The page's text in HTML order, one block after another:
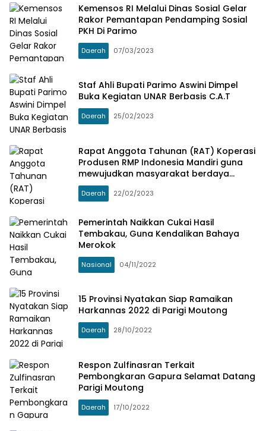
Kemensos RI Melalui Dinas Sosial Gelar
Rakor Pemantapan Pendamping Sosial
PKH Di Parimo
Daerah 07/03/2023
Staf Ahli Bupati Parimo Aswini Dimpel
Buka Kegiatan UNAR Berbasis C.A.T
Daerah 25/02/2023
Rapat Anggota Tahunan (RAT) Koperasi
Produsen RMP Indonesia Mandiri guna
mewujudkan masyarakat berdaya
dengan koperasi
Daerah 22/02/2023
Pemerintah Naikkan Cukai Hasil
Tembakau, Guna Kendalikan Bahaya
Merokok
Nasional 04/11/2022
15 Provinsi Nyatakan Siap Ramaikan
Harkannas 2022 di Parigi Moutong
Daerah 28/10/2022
Respon Zulfinasran Terkait
Pembongkaran Gapura Selamat Datang
Parigi Moutong
Daerah 17/10/2022